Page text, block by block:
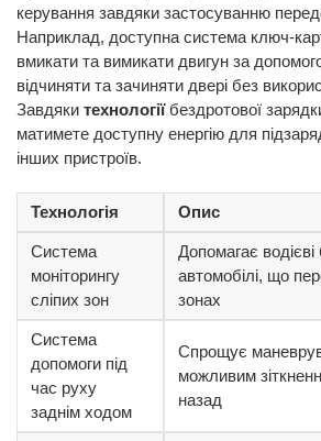
керування завдяки застосуванню
Наприклад, доступна система ключ-
вмикати та вимикати двигун за
відчиняти та зачиняти двері без
Завдяки технологіїбездротової
матимете доступну енергію для
інших пристроїв.
Технологія Опис
Система
моніторингу
сліпих зон
Допомагає водієві
автомобілі, що
зонах
Система
допомоги під
час руху
заднім ходом
Спрощує
можливим
назад